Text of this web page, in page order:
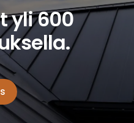
yli 600